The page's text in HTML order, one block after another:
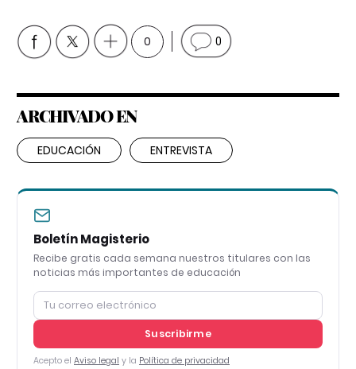
0 0
ARCHIVADO EN
EDUCACIÓN ENTREVISTA
Boletín Magisterio
Recibe gratis cada semana nuestros titulares con las
noticias más importantes de educación
Suscribirme
Acepto el Aviso legal y la Política de privacidad